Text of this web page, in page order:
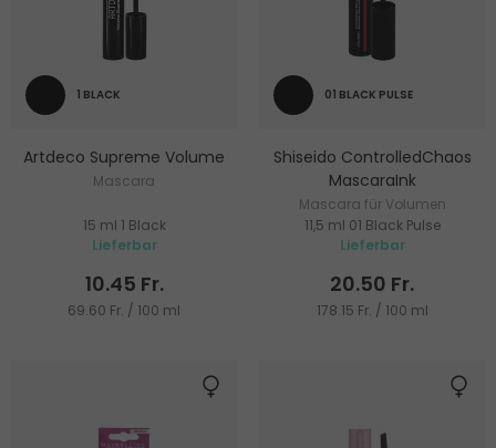
1 BLACK
Artdeco Supreme Volume
Mascara
15 ml 1 Black
Lieferbar
10.45 Fr.
69.60 Fr. / 100 ml
01 BLACK PULSE
Shiseido ControlledChaos
MascaraInk
Mascara für Volumen
11,5 ml 01 Black Pulse
Lieferbar
20.50 Fr.
178.15 Fr. / 100 ml